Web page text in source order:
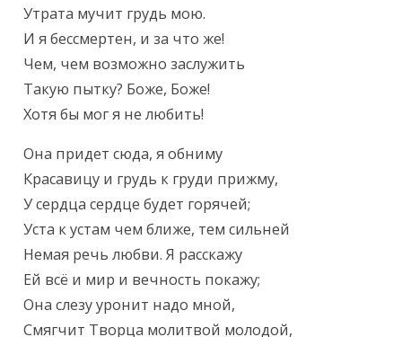
Утрата мучит грудь мою.
И я бессмертен, и за что же!
Чем, чем возможно заслужить
Такую пытку? Боже, Боже!
Хотя бы мог я не любить!
Она придет сюда, я обниму
Красавицу и грудь к груди прижму,
У сердца сердце будет горячей;
Уста к устам чем ближе, тем сильней
Немая речь любви. Я расскажу
Ей всё и мир и вечность покажу;
Она слезу уронит надо мной,
Смягчит Творца молитвой молодой,